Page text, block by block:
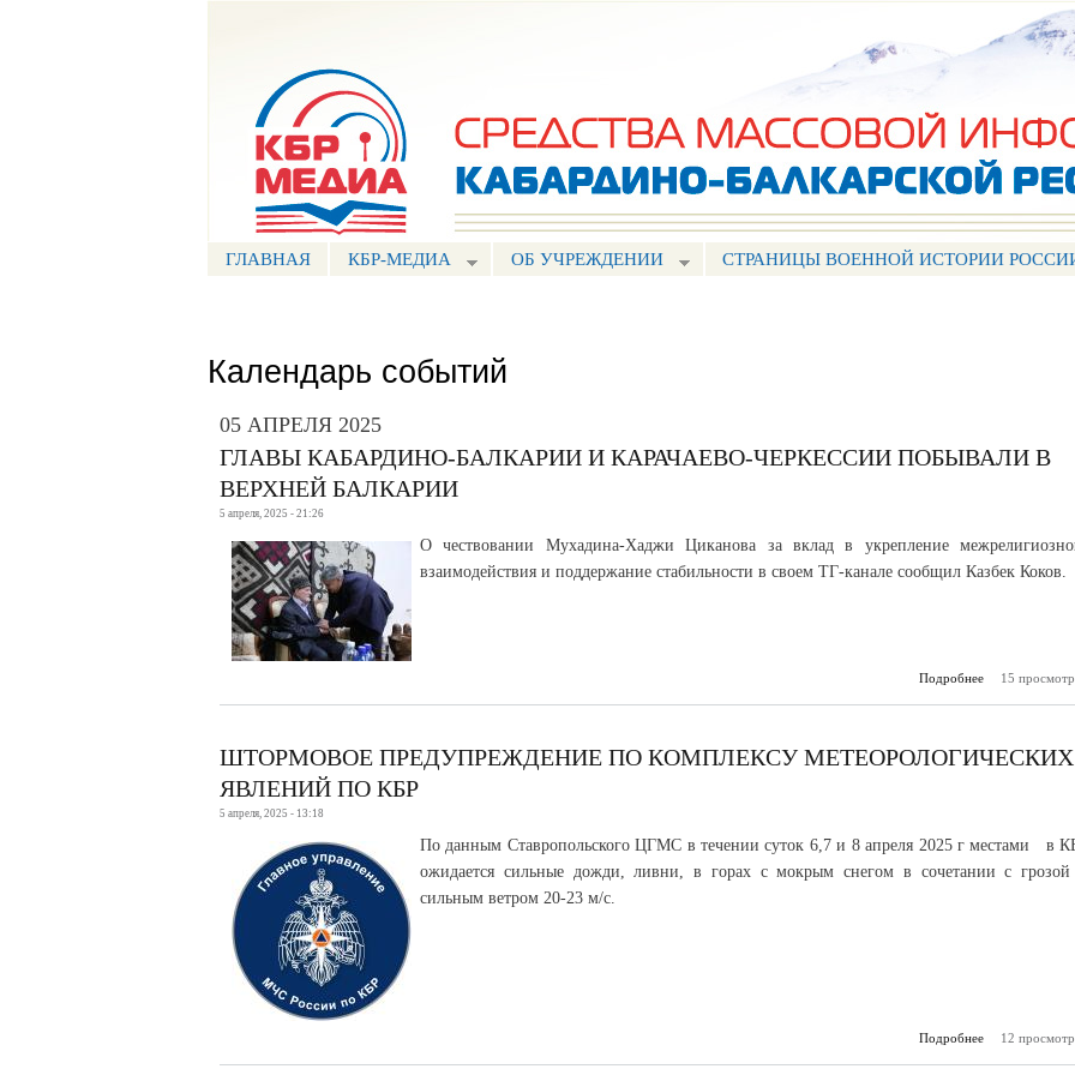
ГЛАВНАЯ КБР-МЕДИА ОБ УЧРЕЖДЕНИИ СТРАНИЦЫ ВОЕННОЙ ИСТОРИИ
Календарь событий
05 АПРЕЛЯ 2025
ГЛАВЫ КАБАРДИНО-БАЛКАРИИ И КАРАЧАЕВО-ЧЕРКЕССИИ ПОБЫВАЛИ В
ВЕРХНЕЙ БАЛКАРИИ
5 апреля, 2025 - 21:26
О чествовании Мухадина-Хаджи Циканова за вклад в укрепление
взаимодействия и поддержание стабильности в своем ТГ-канале сообщил Казбек Коков.
Подробнее
о Главы
15
ШТОРМОВОЕ ПРЕДУПРЕЖДЕНИЕ ПО КОМПЛЕКСУ МЕТЕОРОЛОГИЧЕСКИХ
ЯВЛЕНИЙ ПО КБР
5 апреля, 2025 - 13:18
По данным Ставропольского ЦГМС в течении суток 6,7 и 8 апреля 2025 г местами в
ожидается сильные дожди, ливни, в горах с мокрым снегом в сочетании с
сильным ветром 20-23 м/с.
Подробнее
о
12